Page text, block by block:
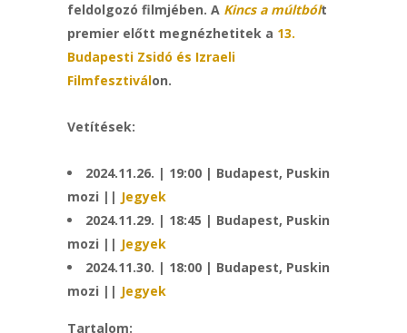
feldolgozó filmjében. A Kincs a múltbólt
premier előtt megnézhetitek a 13.
Budapesti Zsidó és Izraeli
Filmfesztiválon.
Vetítések:
2024.11.26. | 19:00 | Budapest, Puskin
mozi || Jegyek
2024.11.29. | 18:45 | Budapest, Puskin
mozi || Jegyek
2024.11.30. | 18:00 | Budapest, Puskin
mozi || Jegyek
Tartalom: